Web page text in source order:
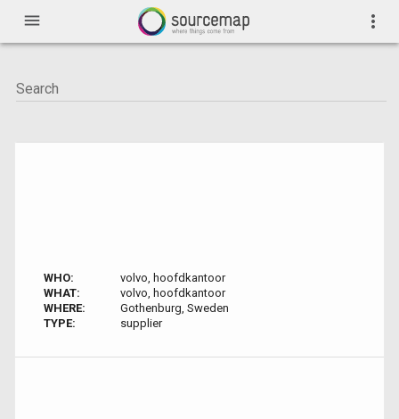
menu more_vert
WHO:
volvo, hoofdkantoor
WHAT:
volvo, hoofdkantoor
WHERE:
Gothenburg, Sweden
TYPE:
supplier